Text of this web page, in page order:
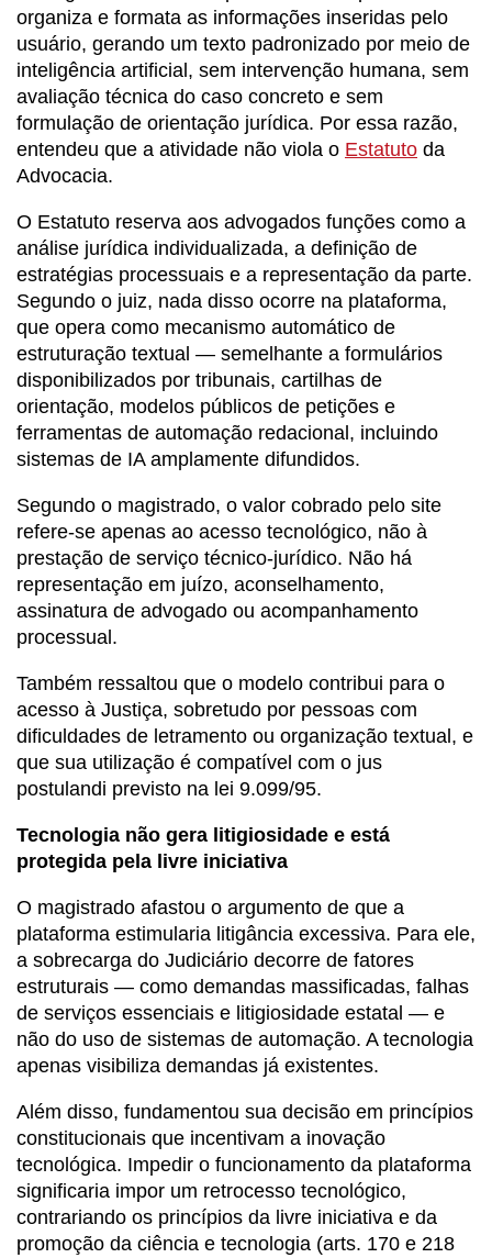
organiza e formata as informações inseridas pelo
usuário, gerando um texto padronizado por meio de
inteligência artificial, sem intervenção humana, sem
avaliação técnica do caso concreto e sem
formulação de orientação jurídica. Por essa razão,
entendeu que a atividade não viola o Estatuto da
Advocacia.
O Estatuto reserva aos advogados funções como a
análise jurídica individualizada, a definição de
estratégias processuais e a representação da parte.
Segundo o juiz, nada disso ocorre na plataforma,
que opera como mecanismo automático de
estruturação textual — semelhante a formulários
disponibilizados por tribunais, cartilhas de
orientação, modelos públicos de petições e
ferramentas de automação redacional, incluindo
sistemas de IA amplamente difundidos.
Segundo o magistrado, o valor cobrado pelo site
refere-se apenas ao acesso tecnológico, não à
prestação de serviço técnico-jurídico. Não há
representação em juízo, aconselhamento,
assinatura de advogado ou acompanhamento
processual.
Também ressaltou que o modelo contribui para o
acesso à Justiça, sobretudo por pessoas com
dificuldades de letramento ou organização textual, e
que sua utilização é compatível com o jus
postulandi previsto na lei 9.099/95.
Tecnologia não gera litigiosidade e está
protegida pela livre iniciativa
O magistrado afastou o argumento de que a
plataforma estimularia litigância excessiva. Para ele,
a sobrecarga do Judiciário decorre de fatores
estruturais — como demandas massificadas, falhas
de serviços essenciais e litigiosidade estatal — e
não do uso de sistemas de automação. A tecnologia
apenas visibiliza demandas já existentes.
Além disso, fundamentou sua decisão em princípios
constitucionais que incentivam a inovação
tecnológica. Impedir o funcionamento da plataforma
significaria impor um retrocesso tecnológico,
contrariando os princípios da livre iniciativa e da
promoção da ciência e tecnologia (arts. 170 e 218